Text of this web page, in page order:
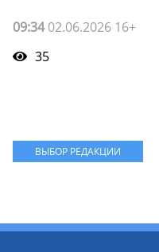
09:3402.06.2026 16+
35
ВЫБОР РЕДАКЦИИ